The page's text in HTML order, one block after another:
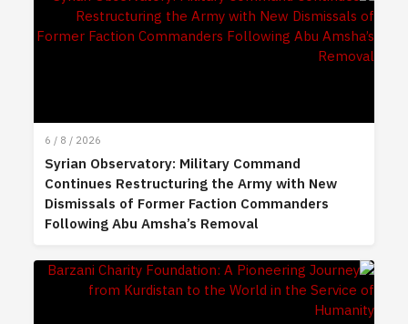
6 / 8 / 2026
Syrian Observatory: Military Command
Continues Restructuring the Army with New
Dismissals of Former Faction Commanders
Following Abu Amsha’s Removal